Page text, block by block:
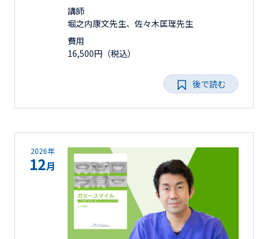
講師
堀之内康文先生、佐々木匡理先生
費用
16,500円（税込）
後で読む
2026年
12月